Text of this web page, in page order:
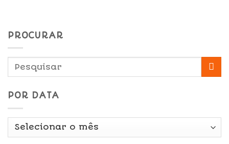
PROCURAR
POR DATA
Por